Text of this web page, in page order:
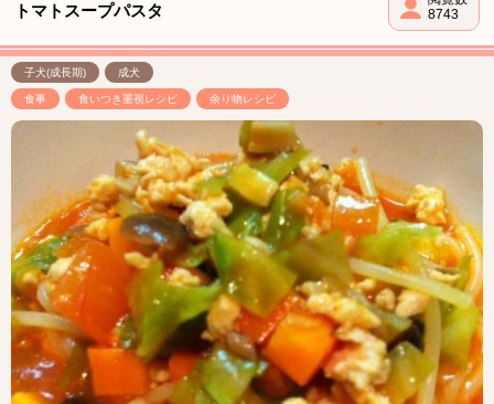
トマトスープパスタ
8743
子犬(成長期) 成犬
食事 食いつき重視レシピ 余り物レシピ